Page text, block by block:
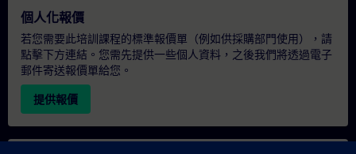
個人化報價
若您需要此培訓課程的標準報價單（例如供採購部門使用），請
點擊下方連結。您需先提供一些個人資料，之後我們將透過電子
郵件寄送報價單給您。
提供報價